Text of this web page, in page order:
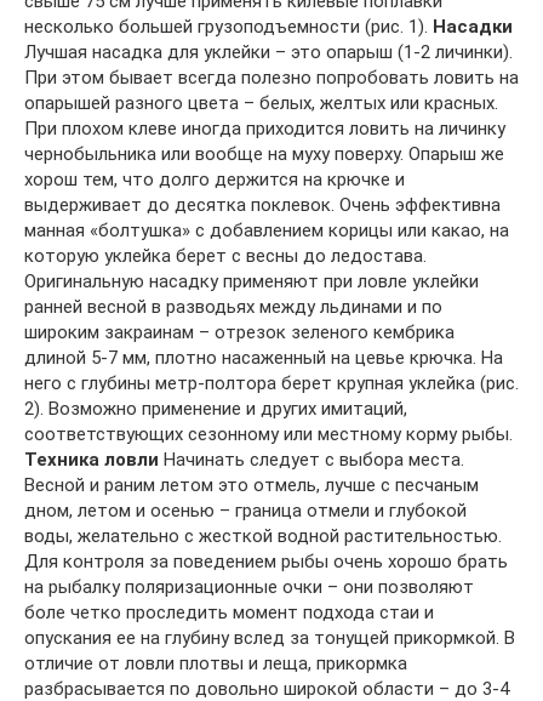
несколько большей грузоподъемности (рис. 1). Насадки
Лучшая насадка для уклейки – это опарыш (1-2 личинки).
При этом бывает всегда полезно попробовать ловить на
опарышей разного цвета – белых, желтых или красных.
При плохом клеве иногда приходится ловить на личинку
чернобыльника или вообще на муху поверху. Опарыш же
хорош тем, что долго держится на крючке и
выдерживает до десятка поклевок. Очень эффективна
манная «болтушка» с добавлением корицы или какао, на
которую уклейка берет с весны до ледостава.
Оригинальную насадку применяют при ловле уклейки
ранней весной в разводьях между льдинами и по
широким закраинам – отрезок зеленого кембрика
длиной 5-7 мм, плотно насаженный на цевье крючка. На
него с глубины метр-полтора берет крупная уклейка (рис.
2). Возможно применение и других имитаций,
соответствующих сезонному или местному корму рыбы.
Техника ловли Начинать следует с выбора места.
Весной и раним летом это отмель, лучше с песчаным
дном, летом и осенью – граница отмели и глубокой
воды, желательно с жесткой водной растительностью.
Для контроля за поведением рыбы очень хорошо брать
на рыбалку поляризационные очки – они позволяют
боле четко проследить момент подхода стаи и
опускания ее на глубину вслед за тонущей прикормкой. В
отличие от ловли плотвы и леща, прикормка
разбрасывается по довольно широкой области – до 3-4